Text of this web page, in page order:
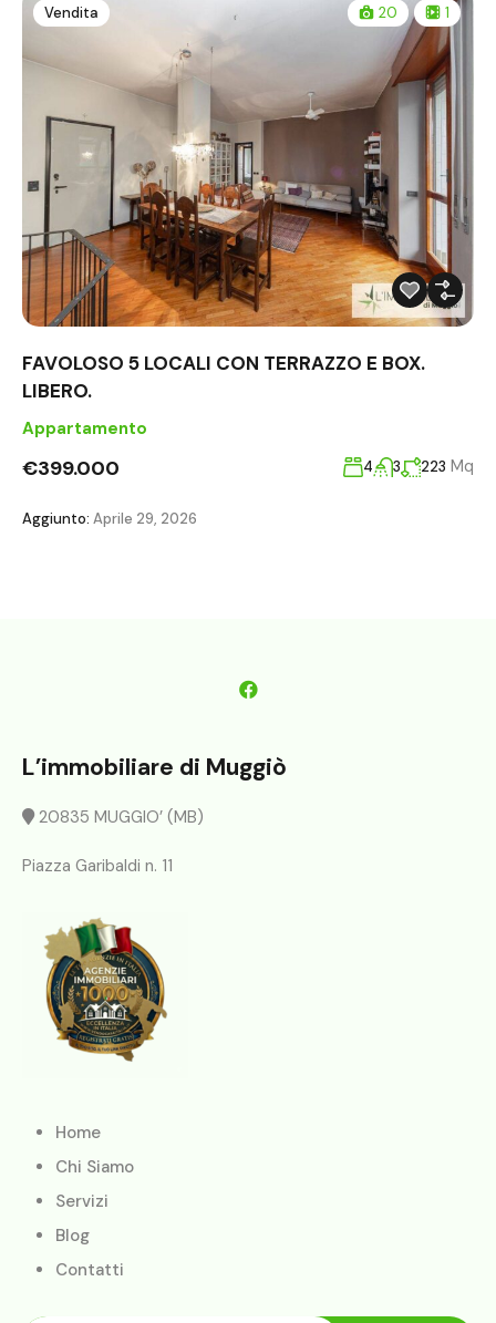
Vendita 20 1
FAVOLOSO 5 LOCALI CON TERRAZZO E BOX.
LIBERO.
Appartamento
€399.000 4 3 223 Mq
Aggiunto: Aprile 29, 2026
L’immobiliare di Muggiò
20835 MUGGIO’ (MB)
Piazza Garibaldi n. 11
Home
Chi Siamo
Servizi
Blog
Contatti